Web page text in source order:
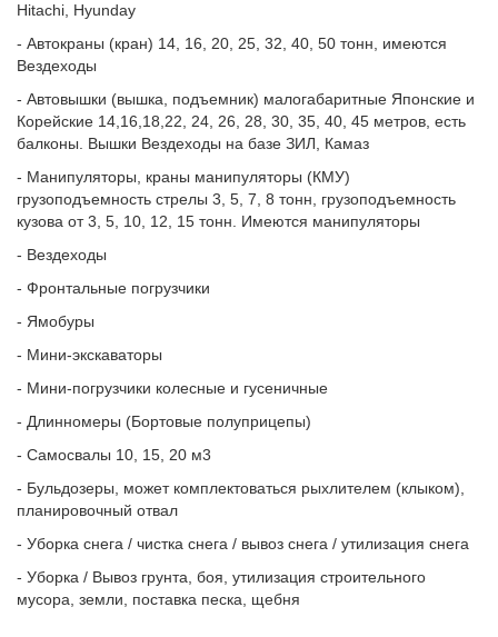
Hitachi, Hyunday
- Автокраны (кран) 14, 16, 20, 25, 32, 40, 50 тонн, имеются
Вездеходы
- Автовышки (вышка, подъемник) малогабаритные Японские и
Корейские 14,16,18,22, 24, 26, 28, 30, 35, 40, 45 метров, есть
балконы. Вышки Вездеходы на базе ЗИЛ, Камаз
- Манипуляторы, краны манипуляторы (КМУ)
грузоподъемность стрелы 3, 5, 7, 8 тонн, грузоподъемность
кузова от 3, 5, 10, 12, 15 тонн. Имеются манипуляторы
- Вездеходы
- Фронтальные погрузчики
- Ямобуры
- Мини-экскаваторы
- Мини-погрузчики колесные и гусеничные
- Длинномеры (Бортовые полуприцепы)
- Самосвалы 10, 15, 20 м3
- Бульдозеры, может комплектоваться рыхлителем (клыком),
планировочный отвал
- Уборка снега / чистка снега / вывоз снега / утилизация снега
- Уборка / Вывоз грунта, боя, утилизация строительного
мусора, земли, поставка песка, щебня